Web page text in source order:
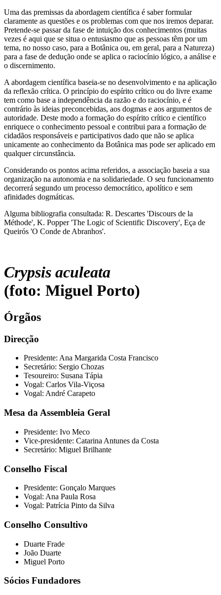
Uma das premissas da abordagem científica é saber formular
claramente as questões e os problemas com que nos iremos deparar.
Pretende-se passar da fase de intuição dos conhecimentos (muitas
vezes é aqui que se situa o entusiasmo que as pessoas têm por um
tema, no nosso caso, para a Botânica ou, em geral, para a Natureza)
para a fase de dedução onde se aplica o raciocínio lógico, a análise e
o discernimento.
A abordagem científica baseia-se no desenvolvimento e na aplicação
da reflexão crítica. O princípio do espírito crítico ou do livre exame
tem como base a independência da razão e do raciocínio, e é
contrário às ideias preconcebidas, aos dogmas e aos argumentos de
autoridade. Deste modo a formação do espírito crítico e científico
enriquece o conhecimento pessoal e contribui para a formação de
cidadãos responsáveis e participativos dado que não se aplica
unicamente ao conhecimento da Botânica mas pode ser aplicado em
qualquer circunstância.
Considerando os pontos acima referidos, a associação baseia a sua
organização na autonomia e na solidariedade. O seu funcionamento
decorrerá segundo um processo democrático, apolítico e sem
afinidades dogmáticas.
Alguma bibliografia consultada: R. Descartes 'Discours de la
Méthode', K. Popper 'The Logic of Scientific Discovery', Eça de
Queirós 'O Conde de Abranhos'.
Crypsis aculeata
(foto: Miguel Porto)
Órgãos
Direcção
Presidente: Ana Margarida Costa Francisco
Secretário: Sergio Chozas
Tesoureiro: Susana Tápia
Vogal: Carlos Vila-Viçosa
Vogal: André Carapeto
Mesa da Assembleia Geral
Presidente: Ivo Meco
Vice-presidente: Catarina Antunes da Costa
Secretário: Miguel Brilhante
Conselho Fiscal
Presidente: Gonçalo Marques
Vogal: Ana Paula Rosa
Vogal: Patrícia Pinto da Silva
Conselho Consultivo
Duarte Frade
João Duarte
Miguel Porto
Sócios Fundadores